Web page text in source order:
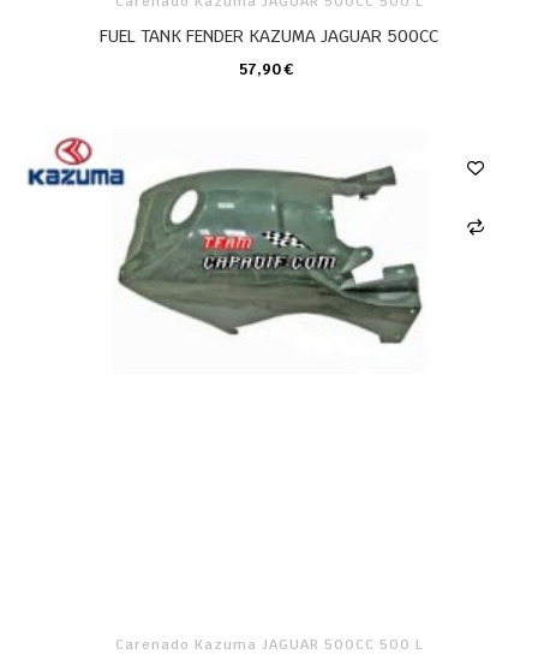
FUEL TANK FENDER KAZUMA JAGUAR 500CC
57,90 €
CARRO
Carenado Kazuma JAGUAR 500CC 500 L